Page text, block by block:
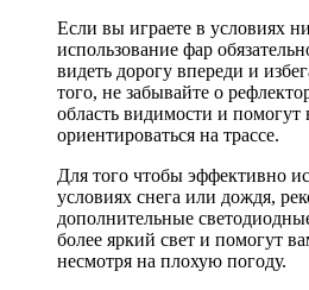
Если вы играете в условиях
использование фар
видеть дорогу впереди и
того, не забывайте о
область видимости и помогут
ориентироваться на трассе.
Для того чтобы эффективно
условиях снега или дождя,
дополнительные
более яркий свет и помогут
несмотря на плохую погоду.